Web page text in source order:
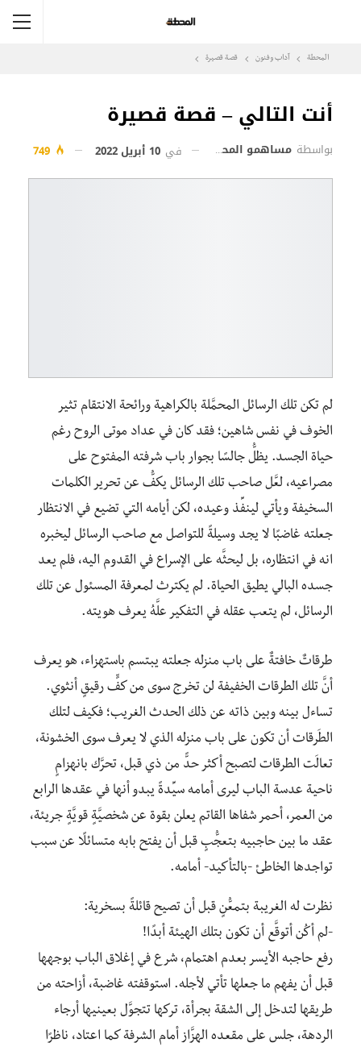
المحطة آداب وفنون قصة قصيرة
أنت التالي – قصة قصيرة
بواسطة مساهمو المحطة في 10 أبريل 2022
لم تكن تلك الرسائل المحمَّلة بالكراهية ورائحة الانتقام تثير
الخوف في نفس شاهين؛ فقد كان في عداد موتى الروح رغم
حياة الجسد. يظلُّ جالسًا بجوار باب شرفته المفتوح على
مصراعيه، لعَّل صاحب تلك الرسائل يكفُّ عن تحرير الكلمات
السخيفة ويأتي لينفِّذ وعيده، لكن أيامه التي تضيع في الانتظار
جعلته غاضبًا لا يجد وسيلةً للتواصل مع صاحب الرسائل ليخبره
انه في انتظاره، بل ليحثَّه على الإسراع في القدوم اليه، فلم يعد
جسده البالي يطيق الحياة. لم يكترث لمعرفة المسئول عن تلك
الرسائل، لم يتعب عقله في التفكير علَّهُ يعرف هويته.
طرقاتٌ خافتةٌ على باب منزله جعلته يبتسم باستهزاء، هو يعرف
أنَّ تلك الطرقات الخفيفة لن تخرج سوى من كفٍّ رقيقٍ أنثوي.
تساءل بينه وبين ذاته عن ذلك الحدث الغريب؛ فكيف لتلك
الطَرقات أن تكون على باب منزله الذي لا يعرف سوى الخشونة،
تعالَت الطرقات لتصبح أكثر حدًّ من ذي قبل، تحرَّك بانهزامٍ
ناحية عدسة الباب ليرى أمامه سيِّدةً يبدو أنها في عقدها الرابع
من العمر، أحمر شفاها القاتم يعلن بقوة عن شخصيَّةٍ قويَّةٍ جريئة،
عقد ما بين حاجبيه بتعجُّبٍ قبل أن يفتح بابه متسائلًا عن سبب
تواجدها الخاطئ -بالتأكيد- أمامه.
نظرت له الغريبة بتمعُّنٍ قبل أن تصيح قائلةً بسخرية:
-لم أكُن أتوقَّع أن تكون بتلك الهيئة أبدًا!
رفع حاجبه الأيسر بعدم اهتمام، شرع في إغلاق الباب بوجهها
قبل أن يفهم ما جعلها تأتي لأجله. استوقفته غاضبة، أزاحته من
طريقها لتدخل إلى الشقة بجرأة، تركها تتجوَّل بعينيها أرجاء
الردهة، جلس على مقعده الهزَّاز أمام الشرفة كما اعتاد، ناظرًا